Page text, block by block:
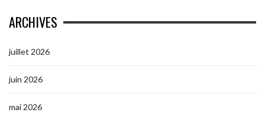
ARCHIVES
juillet 2026
juin 2026
mai 2026